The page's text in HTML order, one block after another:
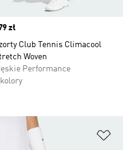
zł
Club Tennis Climacool
Woven
Performance